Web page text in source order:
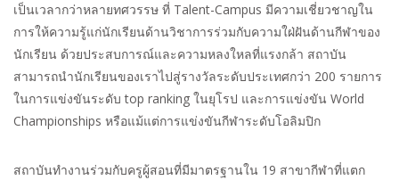
เป็นเวลากว่าหลายทศวรรษ ที่ Talent-Campus มีความเชี่ยวชาญใน
การให้ความรู้แก่นักเรียนด้านวิชาการร่วมกับความใฝ่ฝันด้านกีฬาของ
นักเรียน ด้วยประสบการณ์และความหลงใหลที่แรงกล้า สถาบัน
สามารถนำนักเรียนของเราไปสู่รางวัลระดับประเทศกว่า 200 รายการ
ในการแข่งขันระดับ top ranking ในยุโรป และการแข่งขัน World
Championships หรือแม้แต่การแข่งขันกีฬาระดับโอลิมปิก
สถาบันทำงานร่วมกับครูผู้สอนที่มีมาตรฐานใน 19 สาขากีฬาที่แตก